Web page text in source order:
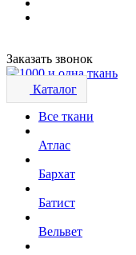
Заказать звонок
Каталог
Все ткани
Атлас
Бархат
Батист
Вельвет